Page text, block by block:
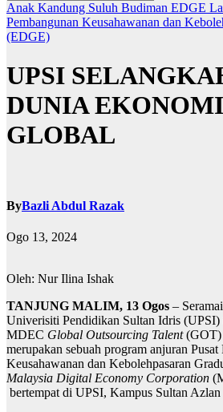
Anak Kandung Suluh Budiman EDGE
Pembangunan Keusahawanan dan
(EDGE)
UPSI
DUNIA
GLOBAL
ByBazli Abdul Razak
Ogo 13, 2024
Oleh: Nur Ilina Ishak
TANJUNG MALIM, 13 Ogos –
Univerisiti Pendidikan Sultan Idris
MDEC Global Outsourcing Talent(GOT)
merupakan sebuah program anjuran Pusat
Keusahawanan dan Kebolehpasaran
Malaysia Digital Economy Corporation
bertempat di UPSI, Kampus Sultan